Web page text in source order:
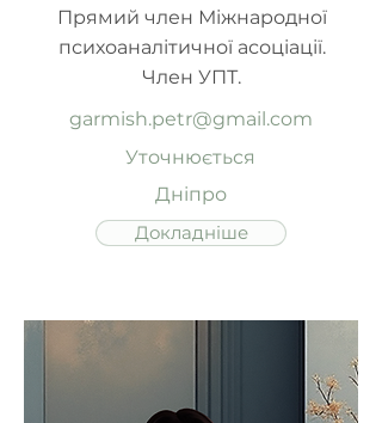
Прямий член Міжнародної
психоаналітичної асоціації.
Член УПТ.
garmish.petr@gmail.com
Уточнюється
Дніпро
Докладніше